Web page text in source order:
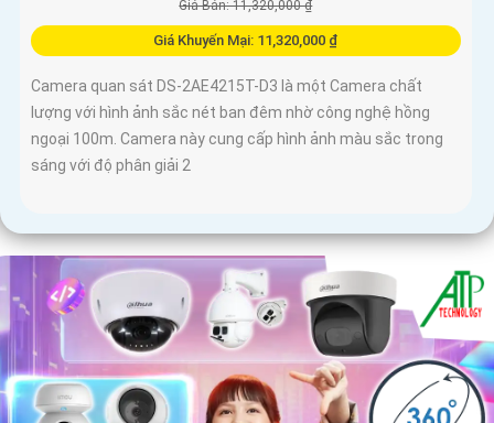
Giá Bán: 11,320,000 ₫
Giá Khuyến Mại: 11,320,000 ₫
Camera quan sát DS-2AE4215T-D3 là một Camera chất
lượng với hình ảnh sắc nét ban đêm nhờ công nghệ hồng
ngoại 100m. Camera này cung cấp hình ảnh màu sắc trong
sáng với độ phân giải 2